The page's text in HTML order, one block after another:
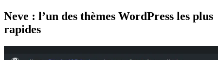
Neve : l’un des thèmes WordPress les plus
rapides